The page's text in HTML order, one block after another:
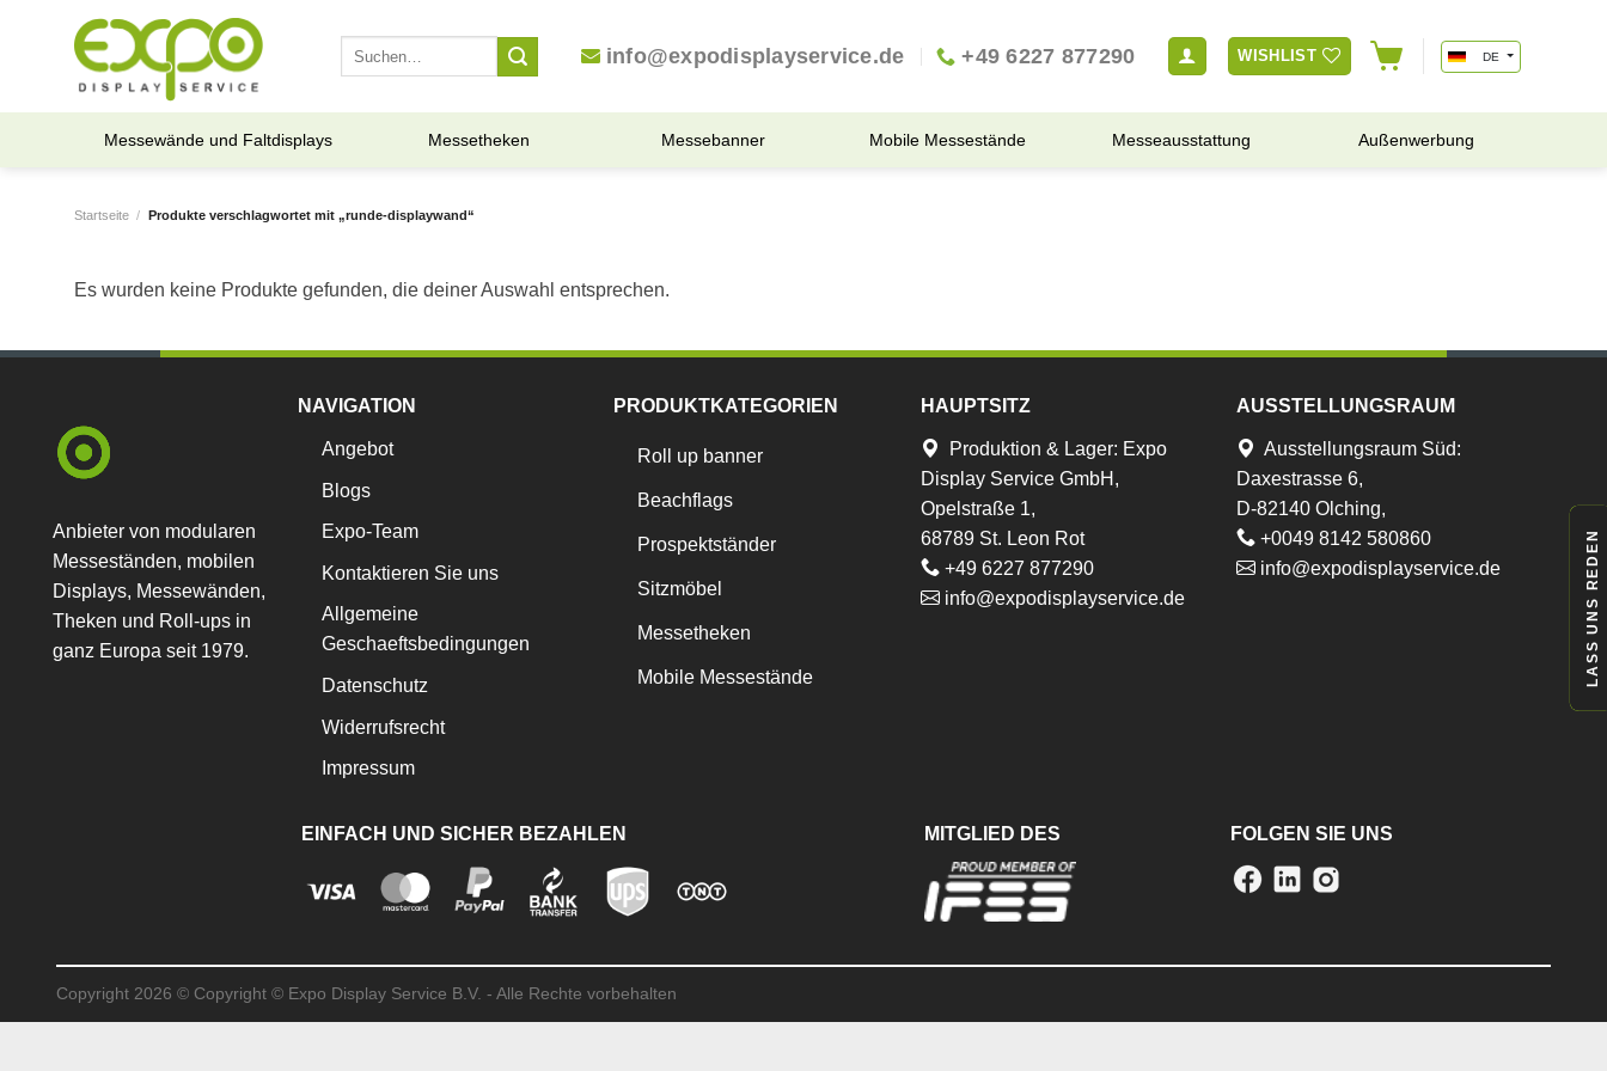
info@expodisplayservice.de +49 6227 877290 WISHLIST DE
Messewände und Faltdisplays Messetheken Messebanner Mobile Messestände Messeausstattung Außenwerbung
Startseite / Produkte verschlagwortet mit „runde-displaywand“
Es wurden keine Produkte gefunden, die deiner Auswahl entsprechen.
LASS UNS REDEN
Anbieter von modularen
Messeständen, mobilen
Displays, Messewänden,
Theken und Roll-ups in
ganz Europa seit 1979.
NAVIGATION
Angebot
Blogs
Expo-Team
Kontaktieren Sie uns
Allgemeine
Geschaeftsbedingungen
Datenschutz
Widerrufsrecht
Impressum
PRODUKTKATEGORIEN
Roll up banner
Beachflags
Prospektständer
Sitzmöbel
Messetheken
Mobile Messestände
HAUPTSITZ
Produktion & Lager: Expo
Display Service GmbH,
Opelstraße 1,
68789 St. Leon Rot
+49 6227 877290
info@expodisplayservice.de
AUSSTELLUNGSRAUM
Ausstellungsraum Süd:
Daxestrasse 6,
D-82140 Olching,
+0049 8142 580860
info@expodisplayservice.de
EINFACH UND SICHER BEZAHLEN MITGLIED DES FOLGEN SIE UNS
Copyright 2026 © Copyright © Expo Display Service B.V. - Alle Rechte vorbehalten